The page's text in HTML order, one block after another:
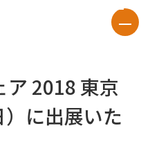
ア 2018 東京
）に出展いた